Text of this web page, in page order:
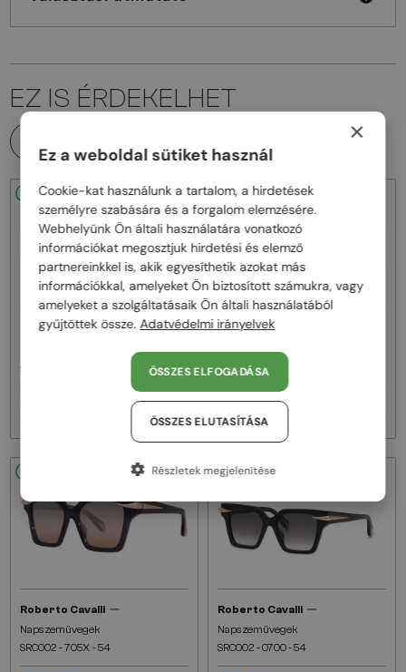
EZ IS ÉRDEKELHET
48/72
Roberto Cavalli—
SRC006 - 0300 - 63
48/72 -21%
Roberto Cavalli
Napszemüvegek
SRC002S - 700Y - 54
72 000 Ft 90 000 Ft
Roberto Cavalli —
Napszemüvegek
SRC002 - 705X - 54
48/72
Roberto Cavalli —
Napszemüvegek
SRC002 - 0700 - 54
×
Ez a weboldal sütiket használ
Cookie-kat használunk a tartalom, a hirdetések
személyre szabására és a forgalom elemzésére.
Webhelyünk Ön általi használatára vonatkozó
információkat megosztjuk hirdetési és elemző
partnereinkkel is, akik egyesíthetik azokat más
információkkal, amelyeket Ön biztosított számukra, vagy
amelyeket a szolgáltatásaik Ön általi használatából
gyűjtöttek össze.Adatvédelmi irányelvek
ÖSSZES ELFOGADÁSA
ÖSSZES ELUTASÍTÁSA
Részletek megjelenítése